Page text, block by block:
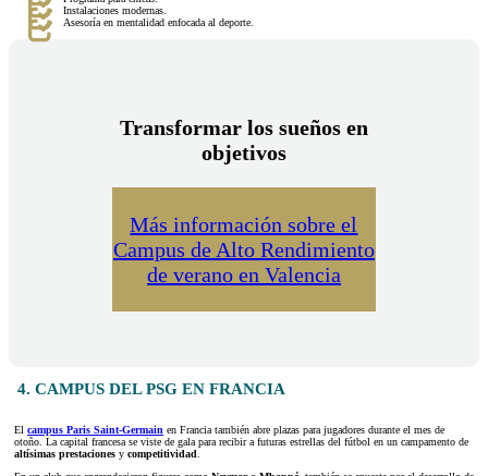
Instalaciones modernas.
Asesoría en mentalidad enfocada al deporte.
Transformar los sueños en
objetivos
Más información sobre el
Campus de Alto Rendimiento
de verano en Valencia
4. CAMPUS DEL PSG EN FRANCIA
El campus Paris Saint-Germain en Francia también abre plazas para jugadores durante el mes de
otoño. La capital francesa se viste de gala para recibir a futuras estrellas del fútbol en un campamento de
altísimas prestaciones y competitividad